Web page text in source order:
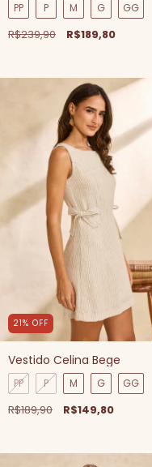
PP P M G GG
R$239,90 R$189,80
21% OFF
Vestido Celina Bege
PP P M G GG
R$189,90 R$149,80